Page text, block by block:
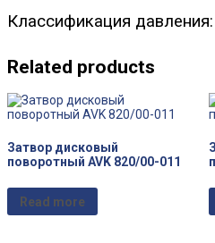
Классификация
Related products
Затвор дисковый
поворотный AVK 820/00-011
Read more